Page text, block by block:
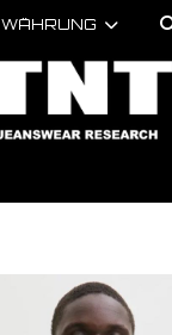
WÄHRUNG